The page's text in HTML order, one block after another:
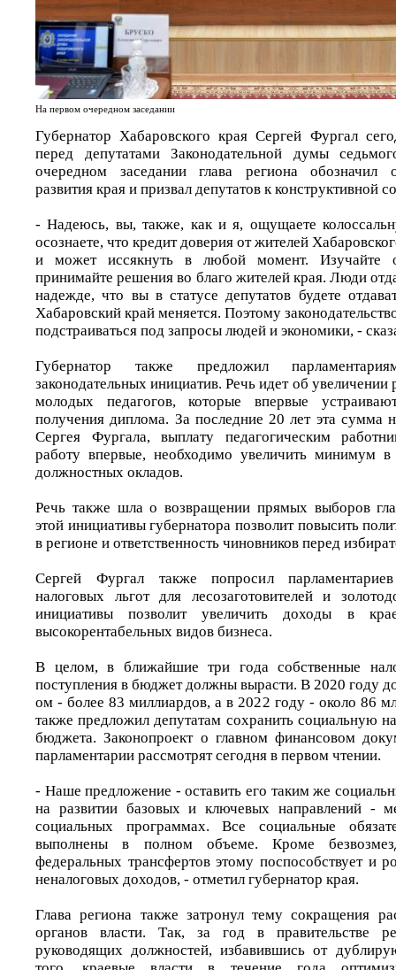
На первом очередном заседании
Губернатор Хабаровского края Сергей Фургал
перед депутатами Законодательной думы
очередном заседании глава региона обозначил
развития края и призвал депутатов к конструктивной
- Надеюсь, вы, также, как и я, ощущаете
осознаете, что кредит доверия от жителей
и может иссякнуть в любой момент. Изучайте
принимайте решения во благо жителей края. Люди
надежде, что вы в статусе депутатов будете
Хабаровский край меняется. Поэтому
подстраиваться под запросы людей и экономики, -
Губернатор также предложил
законодательных инициатив. Речь идет об
молодых педагогов, которые впервые
получения диплома. За последние 20 лет эта сумма
Сергея Фургала, выплату педагогическим
работу впервые, необходимо увеличить минимум
должностных окладов.
Речь также шла о возвращении прямых выборов
этой инициативы губернатора позволит повысить
в регионе и ответственность чиновников перед
Сергей Фургал также попросил
налоговых льгот для лесозаготовителей и
инициативы позволит увеличить доходы в
высокорентабельных видов бизнеса.
В целом, в ближайшие три года собственные
поступления в бюджет должны вырасти. В 2020 году
ом - более 83 миллиардов, а в 2022 году - около 86
также предложил депутатам сохранить социальную
бюджета. Законопроект о главном финансовом
парламентарии рассмотрят сегодня в первом чтении.
- Наше предложение - оставить его таким же
на развитии базовых и ключевых направлений -
социальных программах. Все социальные
выполнены в полном объеме. Кроме
федеральных трансфертов этому поспособствует и
неналоговых доходов, - отметил губернатор края.
Глава региона также затронул тему сокращения
органов власти. Так, за год в правительстве
руководящих должностей, избавившись от